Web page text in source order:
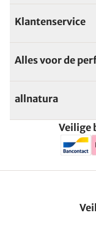
Klantenservice
Alles voor de
allnatura
Veilige